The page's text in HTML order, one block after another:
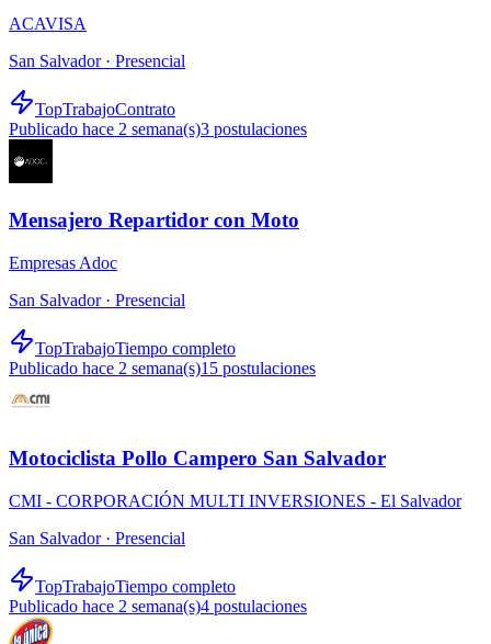
ACAVISA
San Salvador · Presencial
TopTrabajoContrato
Publicado hace 2 semana(s)3 postulaciones
Mensajero Repartidor con Moto
Empresas Adoc
San Salvador · Presencial
TopTrabajoTiempo completo
Publicado hace 2 semana(s)15 postulaciones
Motociclista Pollo Campero San Salvador
CMI - CORPORACIÓN MULTI INVERSIONES - El Salvador
San Salvador · Presencial
TopTrabajoTiempo completo
Publicado hace 2 semana(s)4 postulaciones